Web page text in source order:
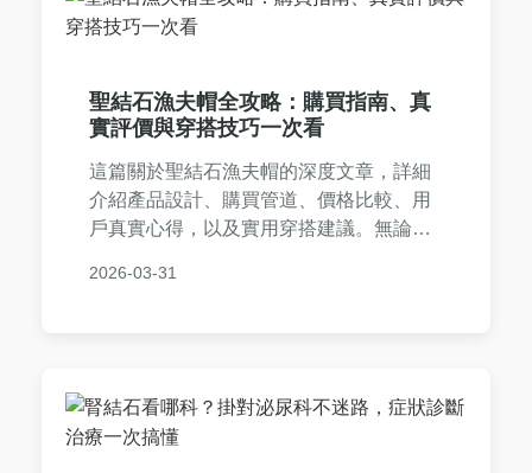
聖結石漁夫帽全攻略：購買指南、真
實評價與穿搭技巧一次看
這篇關於聖結石漁夫帽的深度文章，詳細
介紹產品設計、購買管道、價格比較、用
戶真實心得，以及實用穿搭建議。無論你
到完整資訊，幫助你做出明智選擇。
2026-03-31